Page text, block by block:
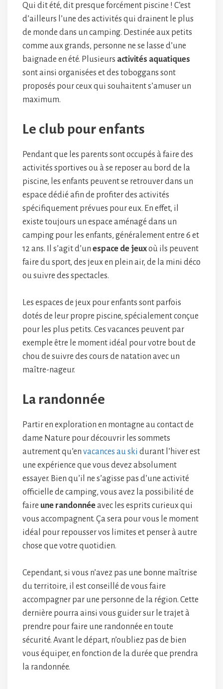
Qui dit été, dit presque forcément piscine ! C’est
d’ailleurs l’une des activités qui drainent le plus
de monde dans un camping. Destinée aux petits
comme aux grands, personne ne se lasse d’une
baignade en été. Plusieurs activités aquatiques
sont ainsi organisées et des toboggans sont
proposés pour ceux qui souhaitent s’amuser un
maximum.
Le club pour enfants
Pendant que les parents sont occupés à faire des
activités sportives ou à se reposer au bord de la
piscine, les enfants peuvent se retrouver dans un
espace dédié afin de profiter des activités
spécifiquement prévues pour eux. En effet, il
existe toujours un espace aménagé dans un
camping pour les enfants, généralement entre 6 et
12 ans. Il s’agit d’un espace de jeuxoù ils peuvent
faire du sport, des jeux en plein air, de la mini déco
ou suivre des spectacles.
Les espaces de jeux pour enfants sont parfois
dotés de leur propre piscine, spécialement conçue
pour les plus petits. Ces vacances peuvent par
exemple être le moment idéal pour votre bout de
chou de suivre des cours de natation avec un
maître-nageur.
La randonnée
Partir en exploration en montagne au contact de
dame Nature pour découvrir les sommets
autrement qu’en vacances au ski durant l’hiver est
une expérience que vous devez absolument
essayer. Bien qu’il ne s’agisse pas d’une activité
officielle de camping, vous avez la possibilité de
faire une randonnéeavec les esprits curieux qui
vous accompagnent. Ça sera pour vous le moment
idéal pour repousser vos limites et penser à autre
chose que votre quotidien.
Cependant, si vous n’avez pas une bonne maîtrise
du territoire, il est conseillé de vous faire
accompagner par une personne de la région. Cette
dernière pourra ainsi vous guider sur le trajet à
prendre pour faire une randonnée en toute
sécurité. Avant le départ, n’oubliez pas de bien
vous équiper, en fonction de la durée que prendra
la randonnée.